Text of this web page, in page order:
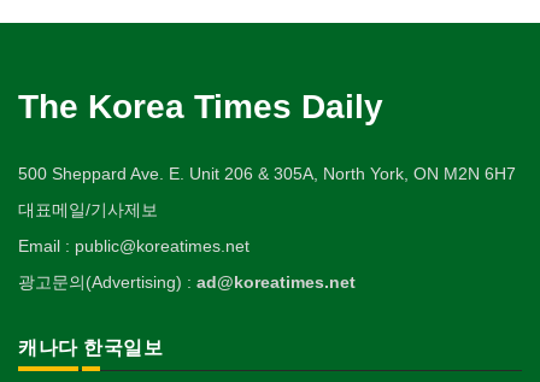
The Korea Times Daily
500 Sheppard Ave. E. Unit 206 & 305A, North York, ON M2N 6H7
대표메일/기사제보
Email : public@koreatimes.net
광고문의(Advertising) : ad@koreatimes.net
캐나다 한국일보